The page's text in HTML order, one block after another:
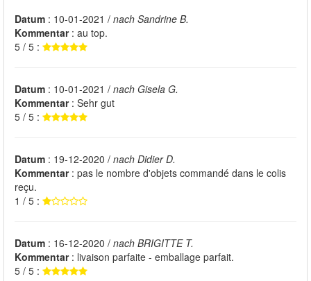
Datum : 10-01-2021 / nach Sandrine B.
Kommentar: au top.
5 / 5 :
Datum : 10-01-2021 / nach Gisela G.
Kommentar: Sehr gut
5 / 5 :
Datum : 19-12-2020 / nach Didier D.
Kommentar: pas le nombre d'objets commandé dans le colis
reçu.
1 / 5 :
Datum : 16-12-2020 / nach BRIGITTE T.
Kommentar: livaison parfaite - emballage parfait.
5 / 5 :